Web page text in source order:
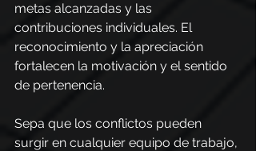
metas alcanzadas y las
contribuciones individuales. El
reconocimiento y la apreciación
fortalecen la motivación y el sentido
de pertenencia.
Sepa que los conflictos pueden
surgir en cualquier equipo de trabajo,